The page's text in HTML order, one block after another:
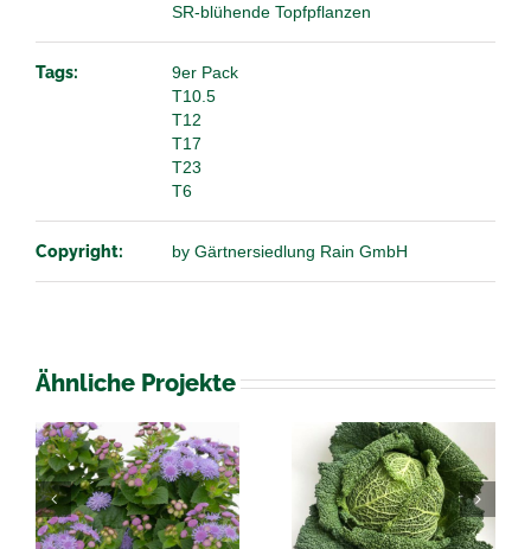
SR-blühende Topfpflanzen
Tags:
9er Pack
T10.5
T12
T17
T23
T6
Copyright: by Gärtnersiedlung Rain GmbH
Ähnliche Projekte
Brassica oleracea
Wirsing
Brassica oleracea
Weißkohl